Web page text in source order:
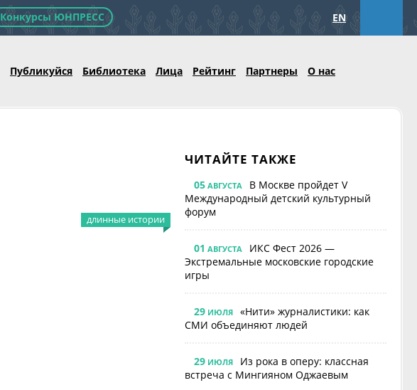
Конкурсы ЮНПРЕСС EN
Публикуйся Библиотека Лица Рейтинг Партнеры О нас
длинные истории
ЧИТАЙТЕ ТАКЖЕ
05АВГУСТА
В Москве пройдет V
Международный детский культурный
форум
01 АВГУСТА
ИКС Фест 2026 —
Экстремальные московские городские
игры
29ИЮЛЯ
«Нити» журналистики: как
СМИ объединяют людей
29ИЮЛЯ
Из рока в оперу: классная
встреча с Мингияном Оджаевым